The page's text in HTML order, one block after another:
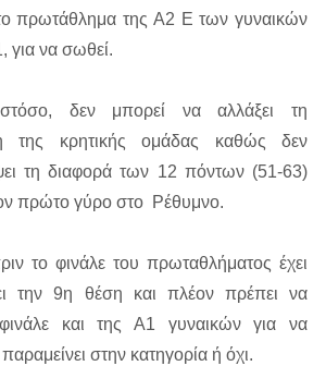
πρωτάθλημα της Α2 Ε των γυναικών
για να σωθεί.
δεν μπορεί να αλλάξει τη
της κρητικής ομάδας καθώς δεν
τη διαφορά των 12 πόντων (51-63)
πρώτο γύρο στο Ρέθυμνο.
το φινάλε του πρωταθλήματος έχει
την 9η θέση και πλέον πρέπει να
και της Α1 γυναικών για να
στην κατηγορία ή όχι.